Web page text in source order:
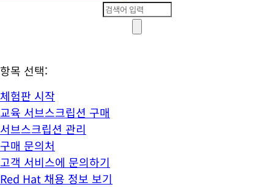
항목 선택:
체험판 시작
교육 서브스크립션 구매
서브스크립션 관리
구매 문의처
고객 서비스에 문의하기
Red Hat 채용 정보 보기